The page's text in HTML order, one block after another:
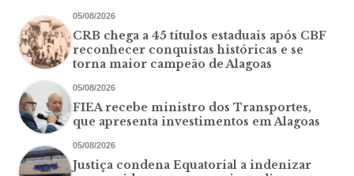
05/08/2026
CRB chega a 45 títulos estaduais após CBF
reconhecer conquistas históricas e se
torna maior campeão de Alagoas
05/08/2026
FIEA recebe ministro dos Transportes,
que apresenta investimentos em Alagoas
05/08/2026
Justiça condena Equatorial a indenizar